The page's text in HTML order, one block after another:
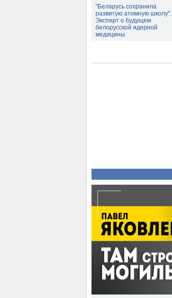
"Беларусь сохранила
развитую атомную школу".
Эксперт о будущем
белорусской ядерной
медицины